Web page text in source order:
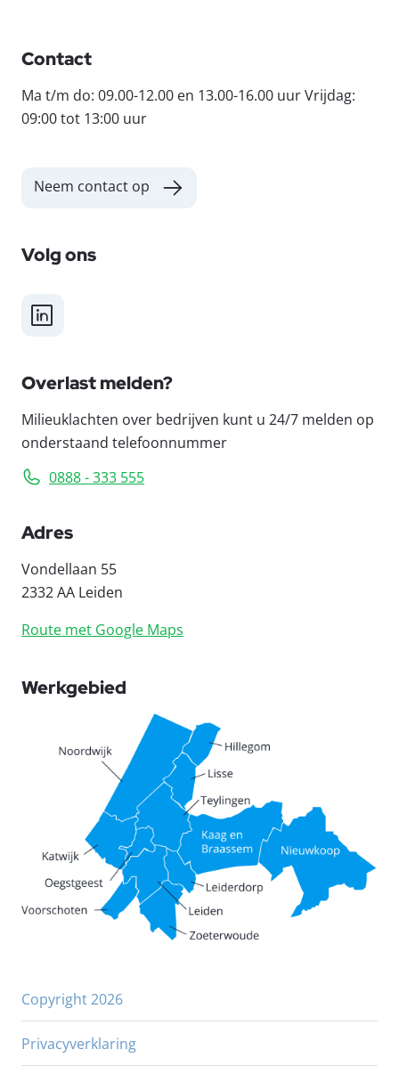
Contact
Ma t/m do: 09.00-12.00 en 13.00-16.00 uur Vrijdag:
09:00 tot 13:00 uur
Neem contact op
Volg ons
LinkedIn
Overlast melden?
Milieuklachten over bedrijven kunt u 24/7 melden op
onderstaand telefoonnummer
0888 - 333 555
Adres
Vondellaan 55
2332 AA Leiden
Route met Google Maps
Werkgebied
Copyright 2026
Privacyverklaring